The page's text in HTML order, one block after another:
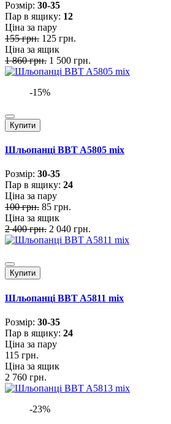
Розмiр: 30-35
Пар в ящику: 12
Ціна за пару
155 грн. 125 грн.
Ціна за ящик
1 860 грн. 1 500 грн.
-15%
Купити
Шльопанці BBT A5805 mix
Розмiр: 30-35
Пар в ящику: 24
Ціна за пару
100 грн. 85 грн.
Ціна за ящик
2 400 грн. 2 040 грн.
Купити
Шльопанці BBT A5811 mix
Розмiр: 30-35
Пар в ящику: 24
Ціна за пару
115 грн.
Ціна за ящик
2 760 грн.
-23%